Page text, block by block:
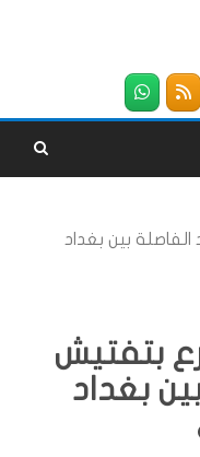
بين بغداد
بتفتيش
بغداد